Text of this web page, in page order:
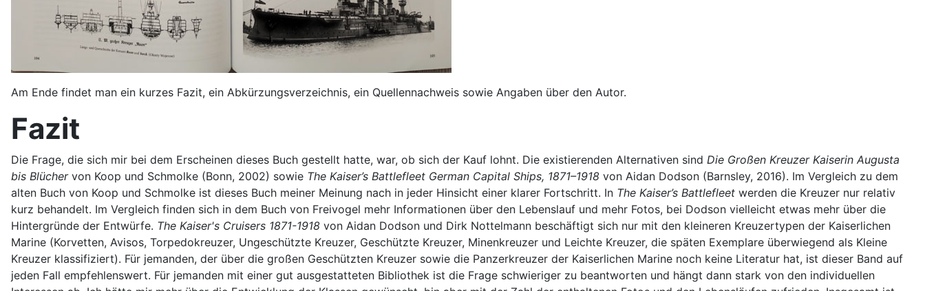
Am Ende findet man ein kurzes Fazit, ein Abkürzungsverzeichnis, ein Quellennachweis sowie Angaben über den Autor.
Fazit
Die Frage, die sich mir bei dem Erscheinen dieses Buch gestellt hatte, war, ob sich der Kauf lohnt. Die existierenden Alternativen sind Die Großen Kreuzer Kaiserin Augusta
bis Blüchervon Koop und Schmolke (Bonn, 2002) sowie The Kaiser’s Battlefleet German Capital Ships, 1871–1918 von Aidan Dodson (Barnsley, 2016). Im Vergleich zu dem
alten Buch von Koop und Schmolke ist dieses Buch meiner Meinung nach in jeder Hinsicht einer klarer Fortschritt. In The Kaiser’s Battlefleet werden die Kreuzer nur relativ
kurz behandelt. Im Vergleich finden sich in dem Buch von Freivogel mehr Informationen über den Lebenslauf und mehr Fotos, bei Dodson vielleicht etwas mehr über die
Hintergründe der Entwürfe. The Kaiser's Cruisers 1871-1918 von Aidan Dodson und Dirk Nottelmann beschäftigt sich nur mit den kleineren Kreuzertypen der Kaiserlichen
Marine (Korvetten, Avisos, Torpedokreuzer, Ungeschützte Kreuzer, Geschützte Kreuzer, Minenkreuzer und Leichte Kreuzer, die späten Exemplare überwiegend als Kleine
Kreuzer klassifiziert). Für jemanden, der über die großen Geschützten Kreuzer sowie die Panzerkreuzer der Kaiserlichen Marine noch keine Literatur hat, ist dieser Band auf
jeden Fall empfehlenswert. Für jemanden mit einer gut ausgestatteten Bibliothek ist die Frage schwieriger zu beantworten und hängt dann stark von den individuellen